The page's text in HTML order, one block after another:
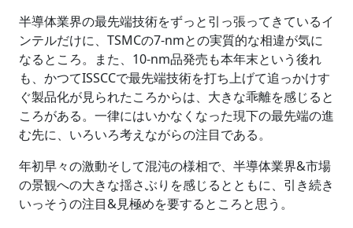
半導体業界の最先端技術をずっと引っ張ってきているイ
ンテルだけに、TSMCの7-nmとの実質的な相違が気に
なるところ。また、10-nm品発売も本年末という後れ
も、かつてISSCCで最先端技術を打ち上げて追っかけす
ぐ製品化が見られたころからは、大きな乖離を感じると
ころがある。一律にはいかなくなった現下の最先端の進
む先に、いろいろ考えながらの注目である。
年初早々の激動そして混沌の様相で、半導体業界&市場
の景観への大きな揺さぶりを感じるとともに、引き続き
いっそうの注目&見極めを要するところと思う。